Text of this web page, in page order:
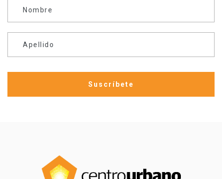
Nombre
Apellido